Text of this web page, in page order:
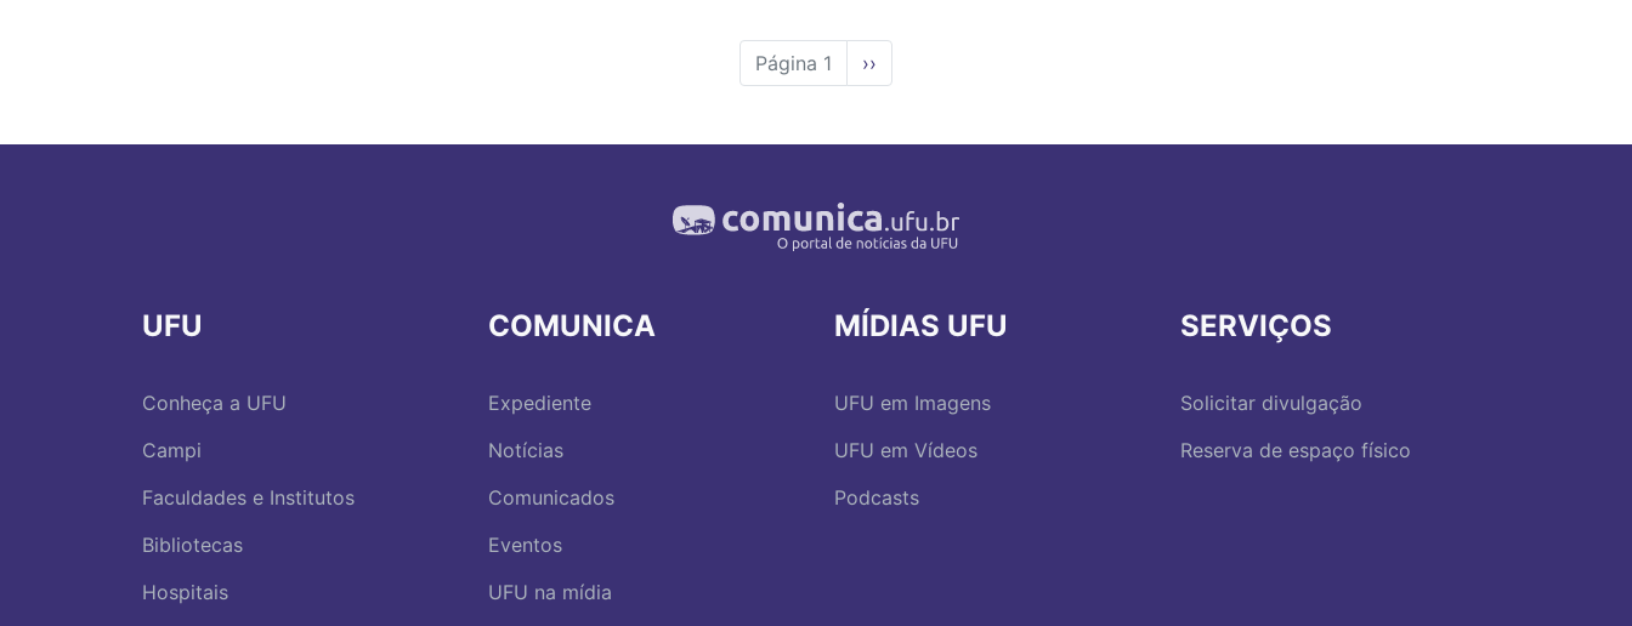
Página 1
Próxima
página
››
UFU
Conheça a UFU
Campi
Faculdades e Institutos
Bibliotecas
Hospitais
COMUNICA
Expediente
Notícias
Comunicados
Eventos
UFU na mídia
MÍDIAS UFU
UFU em Imagens
UFU em Vídeos
Podcasts
SERVIÇOS
Solicitar divulgação
Reserva de espaço físico